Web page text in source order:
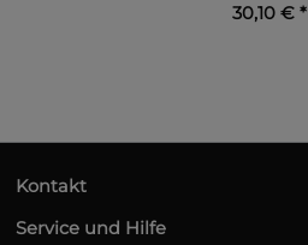
30,10 € *
Kontakt
Service und Hilfe